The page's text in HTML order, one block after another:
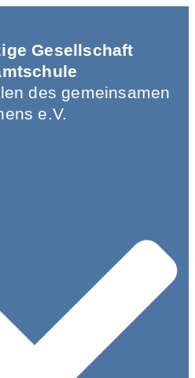
Gesellschaft
des gemeinsamen
e.V.